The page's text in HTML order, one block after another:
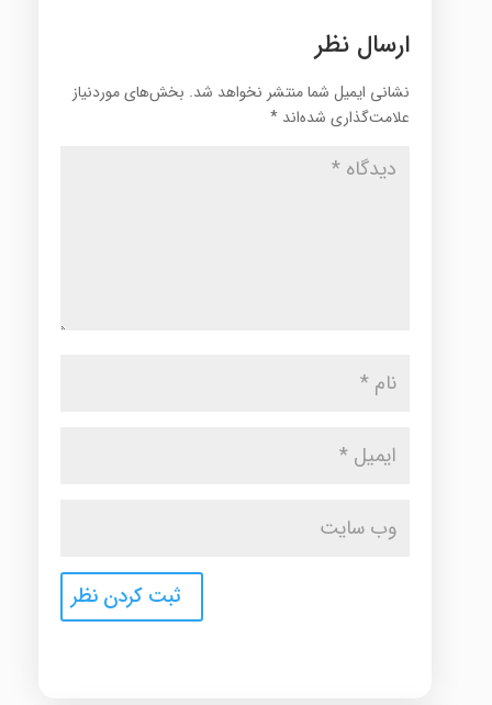
ارسال نظر
نشانی ایمیل شما منتشر نخواهد شد. بخش‌های موردنیاز
علامت‌گذاری شده‌اند *